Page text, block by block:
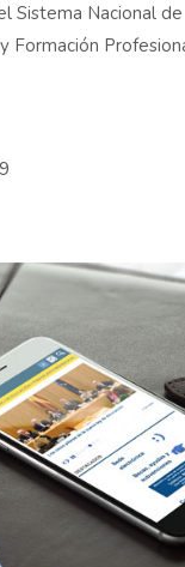
Sistema Nacional de
Formación